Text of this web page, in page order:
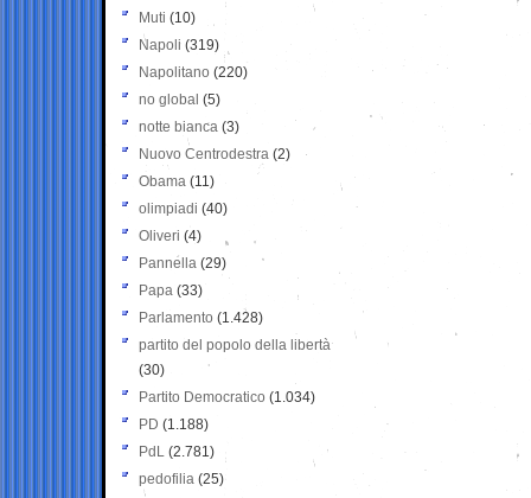
Muti (10)
Napoli (319)
Napolitano (220)
no global (5)
notte bianca (3)
Nuovo Centrodestra (2)
Obama (11)
olimpiadi (40)
Oliveri (4)
Pannella (29)
Papa (33)
Parlamento (1.428)
partito del popolo della libertà
(30)
Partito Democratico (1.034)
PD (1.188)
PdL (2.781)
pedofilia (25)